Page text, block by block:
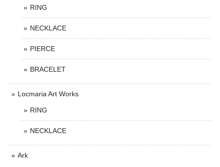
RING
NECKLACE
PIERCE
BRACELET
Locmaria Art Works
RING
NECKLACE
Ark